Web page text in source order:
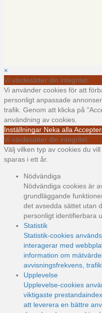
×
Vi värdesätter din integritet
Vi använder cookies för att
personligt anpassade
trafik. Genom att klicka på
användning av cookies.
Inställningar Neka alla
Vi värdesätter din integritet
Välj vilken typ av cookies du
sparas i ett år.
Nödvändiga
Nödvändiga cookies är
grundläggande
det avsedda sättet utan
personligt identifierbara
Statistik
Statistik-cookies
interagerar med
information om
avvisningsfrekvens,
Upplevelse
Upplevelse-cookies
viktigaste
att leverera en bättre